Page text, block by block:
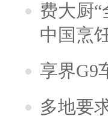
费大厨
中国烹
享界G9
多地要